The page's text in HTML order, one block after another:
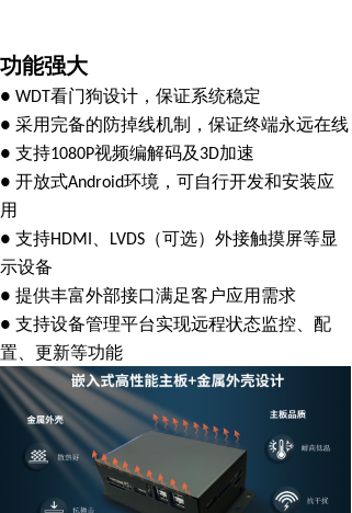
功能强大
● WDT看门狗设计，保证系统稳定
● 采用完备的防掉线机制，保证终端永远在线
● 支持1080P视频编解码及3D加速
● 开放式Android环境，可自行开发和安装应
用
● 支持HDMI、LVDS（可选）外接触摸屏等显
示设备
● 提供丰富外部接口满足客户应用需求
● 支持设备管理平台实现远程状态监控、配
置、更新等功能